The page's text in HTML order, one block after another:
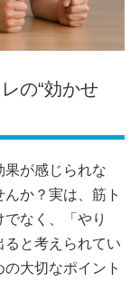
の“効かせ
果が感じられな
か？実は、筋ト
なく、「やり
と考えられてい
大切なポイント